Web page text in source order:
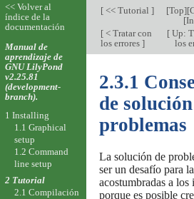
[<< Tutorial ] [Top][
[
[< Tratar con
los errores ]
[Up:
los
2.3.1
de
problemas
La solución de
ser un desafío para
acostumbradas a los
porque es posible
<< Volver al
índice de la
documentación
Manual de
aprendizaje de
GNU LilyPond
v2.25.81
(development-
branch).
1 Installing
1.1 Graphical
setup
1.2 Command
line setup
2 Tutorial
2.1 Compilación